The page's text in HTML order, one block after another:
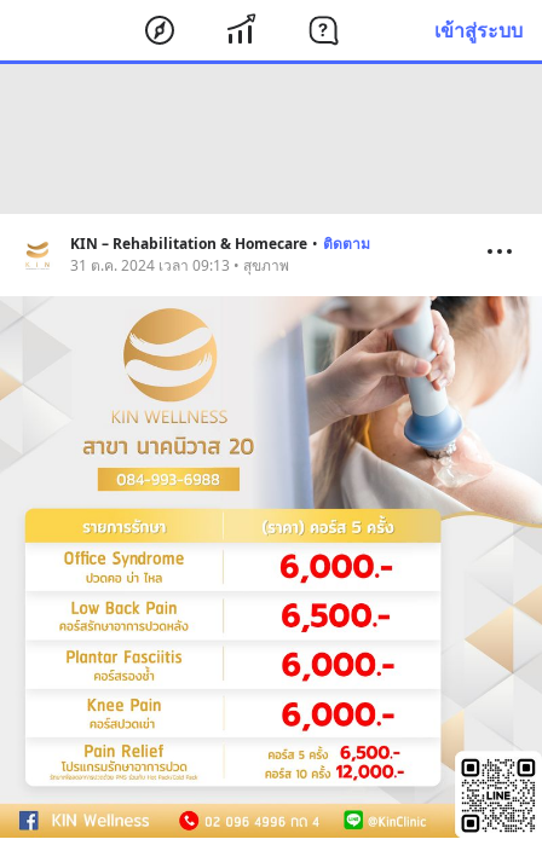
เข้าสู่ระบบ
KIN – Rehabilitation & Homecare • ติดตาม
31 ต.ค. 2024 เวลา 09:13 • สุขภาพ